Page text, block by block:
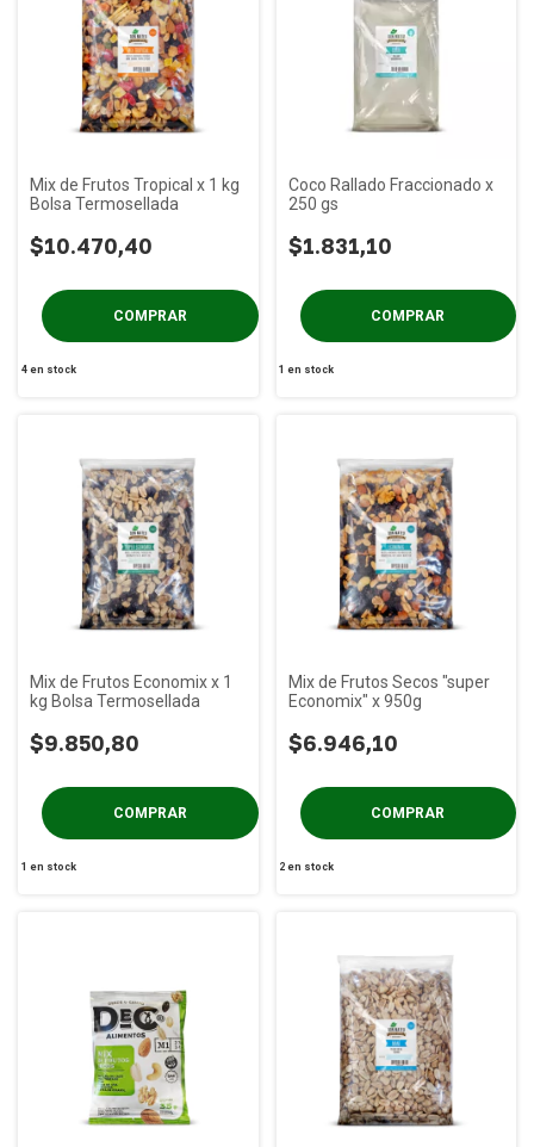
Mix de Frutos Tropical x 1 kg
Bolsa Termosellada
$10.470,40
4en stock
Coco Rallado Fraccionado x
250 gs
$1.831,10
1 en stock
Mix de Frutos Economix x 1
kg Bolsa Termosellada
$9.850,80
1 en stock
Mix de Frutos Secos "super
Economix" x 950g
$6.946,10
2 en stock